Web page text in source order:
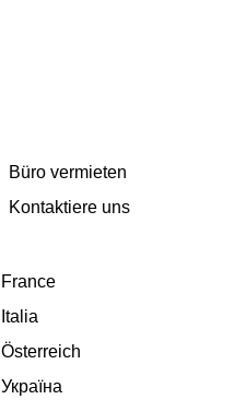
Büro vermieten
Kontaktiere uns
France
Italia
Österreich
Україна